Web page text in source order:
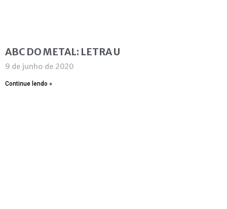
ABC DO METAL: LETRA U
9 de junho de 2020
Continue lendo »